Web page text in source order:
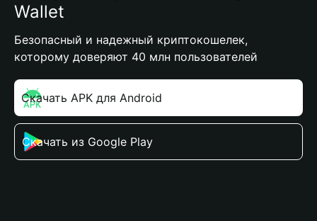
Wallet
Безопасный и надежный криптокошелек,
которому доверяют 40 млн пользователей
Скачать APK для Android
Скачать из Google Play